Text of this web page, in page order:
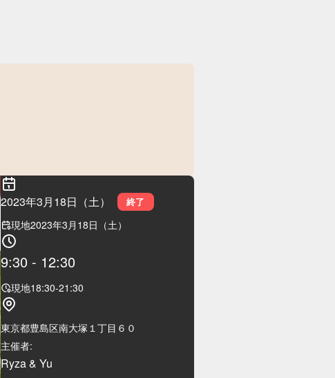
2023年3月18日（土） 終了
現地2023年3月18日（土）
9:30 - 12:30
現地18:30-21:30
東京都豊島区南大塚１丁目６０
主催者:
Ryza & Yu